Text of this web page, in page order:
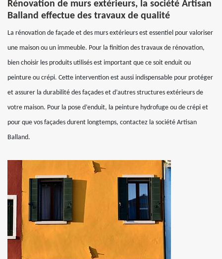
Rénovation de murs extérieurs, la société Artisan
Balland effectue des travaux de qualité
La rénovation de façade et des murs extérieurs est essentiel pour valoriser
une maison ou un immeuble. Pour la finition des travaux de rénovation,
bien choisir les produits utilisés est important que ce soit enduit ou
peinture ou crépi. Cette intervention est aussi indispensable pour protéger
et assurer la durabilité des façades et d’autres structures extérieurs de
votre maison. Pour la pose d’enduit, la peinture hydrofuge ou de crépi et
pour que vos façades durent longtemps, contactez la société Artisan
Balland.